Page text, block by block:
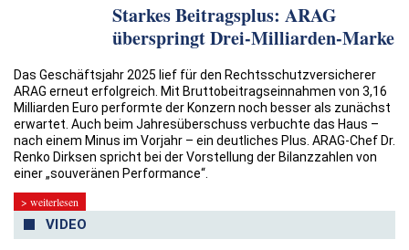
Starkes Beitragsplus: ARAG
überspringt Drei-Milliarden-Marke
Das Geschäftsjahr 2025 lief für den Rechtsschutzversicherer
ARAG erneut erfolgreich. Mit Bruttobeitragseinnahmen von 3,16
Milliarden Euro performte der Konzern noch besser als zunächst
erwartet. Auch beim Jahresüberschuss verbuchte das Haus –
nach einem Minus im Vorjahr – ein deutliches Plus. ARAG-Chef Dr.
Renko Dirksen spricht bei der Vorstellung der Bilanzzahlen von
einer „souveränen Performance“.
> weiterlesen
VIDEO